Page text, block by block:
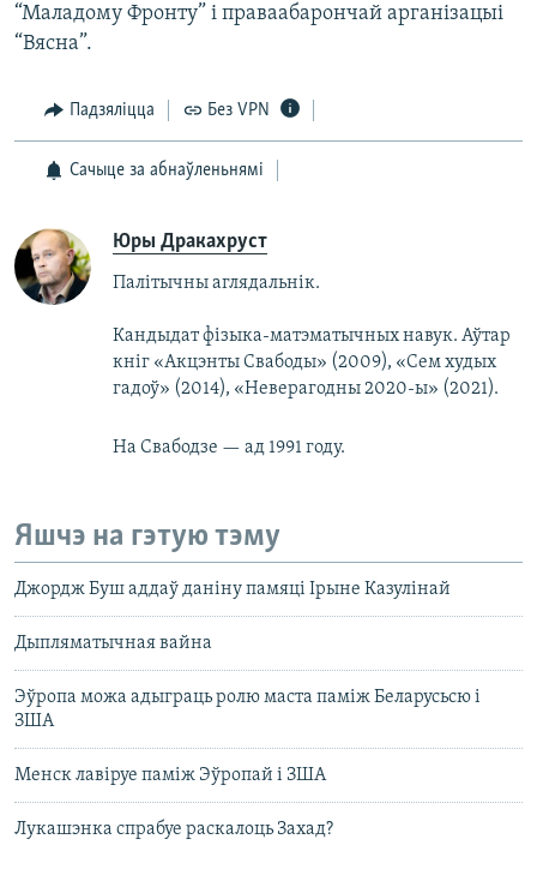
“Маладому Фронту” і праваабарончай арганізацыі
“Вясна”.
Падзяліцца Без VPN
Сачыце за абнаўленьнямі
Юры Дракахруст
Палітычны аглядальнік.
Кандыдат фізыка-матэматычных навук. Аўтар
кніг «Акцэнты Свабоды» (2009), «Сем худых
гадоў» (2014), «Неверагодны 2020-ы» (2021).
На Свабодзе — ад 1991 году.
Яшчэ на гэтую тэму
Джордж Буш аддаў даніну памяці Ірыне Казулінай
Дыпляматычная вайна
Эўропа можа адыграць ролю маста паміж Беларусьсю і
ЗША
Менск лавіруе паміж Эўропай і ЗША
Лукашэнка спрабуе раскалоць Захад?